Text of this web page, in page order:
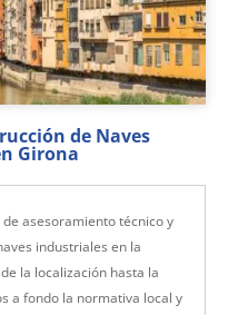
de Naves
Girona
asesoramiento técnico y
industriales en la
la localización hasta la
a fondo la normativa local y